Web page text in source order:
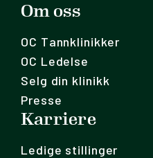
Om oss
OC Tannklinikker
OC Ledelse
Selg din klinikk
Presse
Karriere
Ledige stillinger